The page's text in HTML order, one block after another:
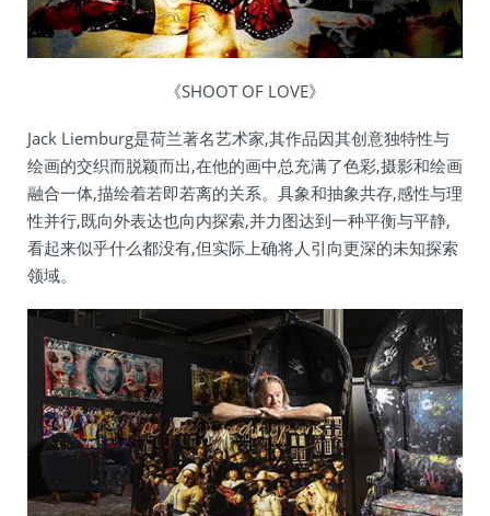
《SHOOT OF LOVE》
Jack Liemburg是荷兰著名艺术家,其作品因其创意独特性与
绘画的交织而脱颖而出,在他的画中总充满了色彩,摄影和绘画
融合一体,描绘着若即若离的关系。具象和抽象共存,感性与理
性并行,既向外表达也向内探索,并力图达到一种平衡与平静,
看起来似乎什么都没有,但实际上确将人引向更深的未知探索
领域。